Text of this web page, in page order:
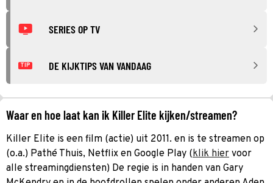
SERIES OP TV
TIP DE KIJKTIPS VAN VANDAAG
Waar en hoe laat kan ik Killer Elite kijken/streamen?
Killer Elite is een film (actie) uit 2011. en is te streamen op
(o.a.) Pathé Thuis, Netflix en Google Play (klik hier voor
alle streamingdiensten) De regie is in handen van Gary